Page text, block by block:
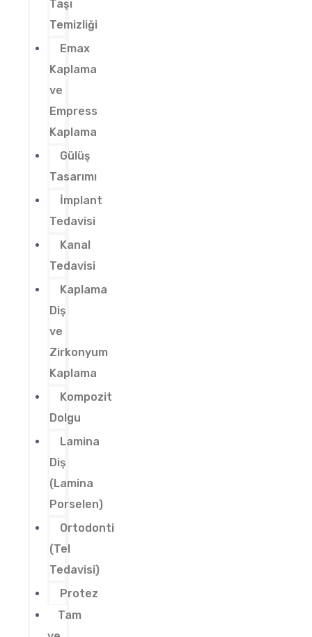
Taşı
Temizliği
Emax
Kaplama
ve
Empress
Kaplama
Gülüş
Tasarımı
İmplant
Tedavisi
Kanal
Tedavisi
Kaplama
Diş
ve
Zirkonyum
Kaplama
Kompozit
Dolgu
Lamina
Diş
(Lamina
Porselen)
Ortodonti
(Tel
Tedavisi)
Protez
Tam